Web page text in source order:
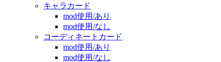
キャラカード
mod使用/あり
mod使用/なし
コーディネートカード
mod使用/あり
mod使用/なし